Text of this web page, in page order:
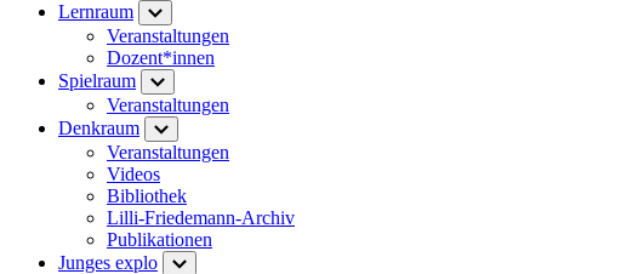
Lernraum
Veranstaltungen
Dozent*innen
Spielraum
Veranstaltungen
Denkraum
Veranstaltungen
Videos
Bibliothek
Lilli-Friedemann-Archiv
Publikationen
Junges explo